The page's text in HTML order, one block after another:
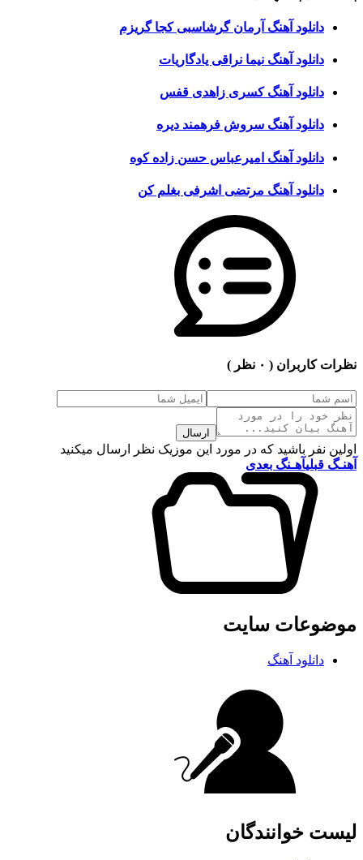
دانلود آهنگ آرمان گرشاسبی کجا گریزم
دانلود آهنگ نیما نراقی یادگاریات
دانلود آهنگ کسری زاهدی قفس
دانلود آهنگ سروش فرهمند دیره
دانلود آهنگ امیرعباس حسن زاده کوه
دانلود آهنگ مرتضی اشرفی بغلم کن
نظرات کاربران ( ۰ نظر )
ارسال
اولین نفر باشید که در مورد این موزیک نظر ارسال میکنید
آهنـگ قبلیآهـنگ بعدی
موضوعات سایت
دانلود آهنگ
لیست خوانندگان